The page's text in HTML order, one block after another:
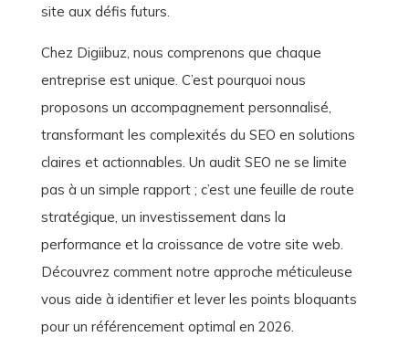
site aux défis futurs.
Chez Digiibuz, nous comprenons que chaque
entreprise est unique. C’est pourquoi nous
proposons un accompagnement personnalisé,
transformant les complexités du SEO en solutions
claires et actionnables. Un audit SEO ne se limite
pas à un simple rapport ; c’est une feuille de route
stratégique, un investissement dans la
performance et la croissance de votre site web.
Découvrez comment notre approche méticuleuse
vous aide à identifier et lever les points bloquants
pour un référencement optimal en 2026.